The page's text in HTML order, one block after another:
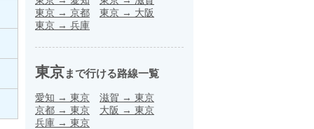
東京 → 京都 東京 → 大阪
東京 → 兵庫
東京まで行ける路線一覧
愛知 → 東京 滋賀 → 東京
京都 → 東京 大阪 → 東京
兵庫 → 東京